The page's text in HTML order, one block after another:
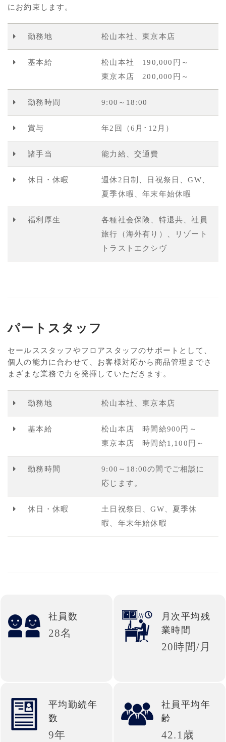
にお約束します。
勤務地 松山本社、東京本店
基本給
松山本社 190,000円～
東京本店 200,000円～
勤務時間 9:00～18:00
賞与 年2回（6月･12月）
諸手当 能力給、交通費
休日・休暇
週休2日制、日祝祭日、GW、
夏季休暇、年末年始休暇
福利厚生
各種社会保険、特退共、社員
旅行（海外有り）、リゾート
トラストエクシヴ
パートスタッフ
セールススタッフやフロアスタッフのサポートとして、
個人の能力に合わせて、お客様対応から商品管理までさ
まざまな業務で力を発揮していただきます。
勤務地 松山本社、東京本店
基本給
松山本店 時間給900円～
東京本店 時間給1,100円～
勤務時間
9:00～18:00の間でご相談に
応じます。
休日・休暇
土日祝祭日、GW、夏季休
暇、年末年始休暇
社員数
28名
月次平均残
業時間
20時間/月
平均勤続年
数
9年
社員平均年
齢
42.1歳